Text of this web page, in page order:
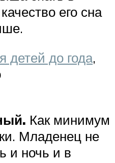
его сна
детей до года,
Как минимум
Младенец не
и ночь и в